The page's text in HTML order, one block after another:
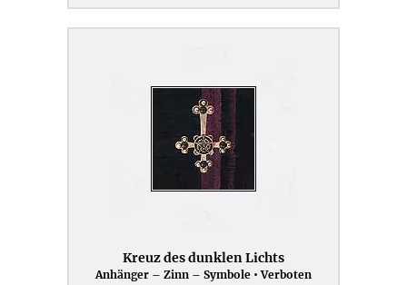
Kreuz des dunklen Lichts
Anhänger – Zinn – Symbole • Verboten